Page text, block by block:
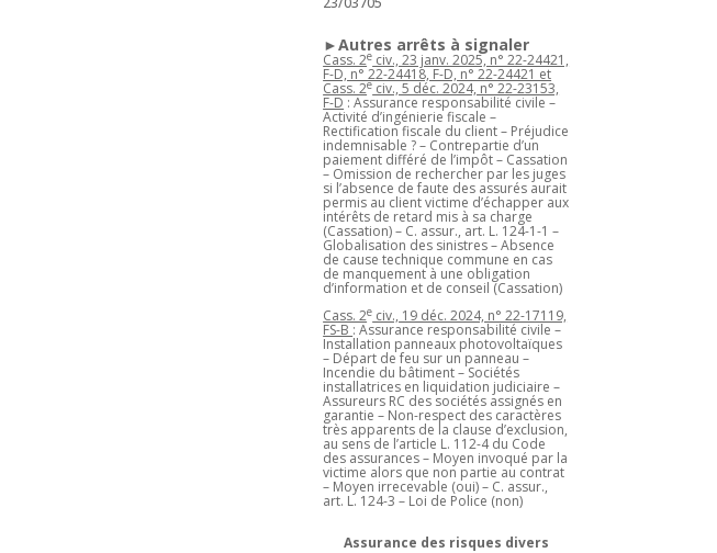
►Autres arrêts à signaler
Cass. 2e civ., 23 janv. 2025, n° 22-24421,
F-D, n° 22-24418, F-D, n° 22-24421 et
Cass. 2e civ., 5 déc. 2024, n° 22-23153,
F-D : Assurance responsabilité civile –
Activité d’ingénierie fiscale –
Rectification fiscale du client – Préjudice
indemnisable ? – Contrepartie d’un
paiement différé de l’impôt – Cassation
– Omission de rechercher par les juges
si l’absence de faute des assurés aurait
permis au client victime d’échapper aux
intérêts de retard mis à sa charge
(Cassation) – C. assur., art. L. 124-1-1 –
Globalisation des sinistres – Absence
de cause technique commune en cas
de manquement à une obligation
d’information et de conseil (Cassation)
Cass. 2e civ., 19 déc. 2024, n° 22-17119,
FS-B : Assurance responsabilité civile –
Installation panneaux photovoltaïques
– Départ de feu sur un panneau –
Incendie du bâtiment – Sociétés
installatrices en liquidation judiciaire –
Assureurs RC des sociétés assignés en
garantie – Non-respect des caractères
très apparents de la clause d’exclusion,
au sens de l’article L. 112-4 du Code
des assurances – Moyen invoqué par la
victime alors que non partie au contrat
– Moyen irrecevable (oui) – C. assur.,
art. L. 124-3 – Loi de Police (non)
Assurance des risques divers